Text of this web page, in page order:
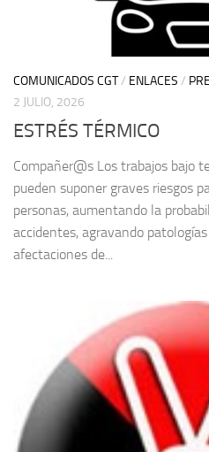
COMUNICADOS CGT/ ENLACES /
2 JULIO, 2026
ESTRÉS TÉRMICO
Compañer@s Los trabajos bajo
pueden suponer graves riesgos
personas, aumentando la
accidentes, agravando
afectaciones de...